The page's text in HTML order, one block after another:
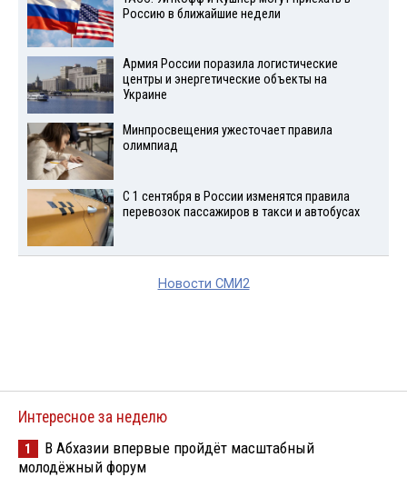
Россию в ближайшие недели
Армия России поразила логистические
центры и энергетические объекты на
Украине
Минпросвещения ужесточает правила
олимпиад
С 1 сентября в России изменятся правила
перевозок пассажиров в такси и автобусах
Новости СМИ2
Интересное за неделю
1
В Абхазии впервые пройдёт масштабный
молодёжный форум